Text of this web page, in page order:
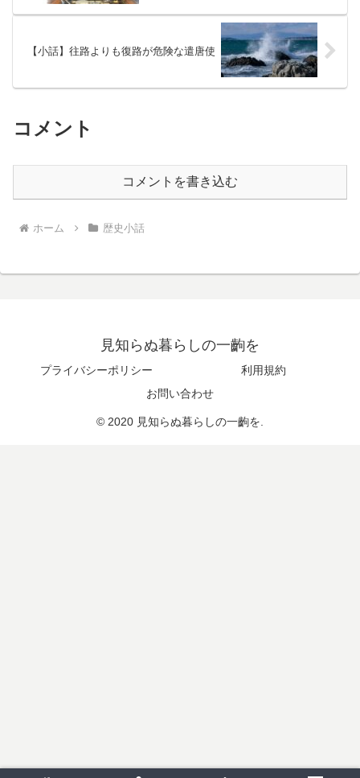
【小話】往路よりも復路が危険な遣唐使
コメント
コメントを書き込む
ホーム 歴史小話
見知らぬ暮らしの一齣を
プライバシーポリシー
利用規約
お問い合わせ
© 2020 見知らぬ暮らしの一齣を.